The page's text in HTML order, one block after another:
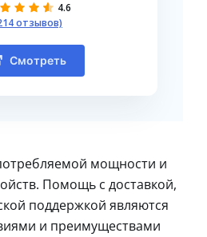
4.6
отзывов)
Смотреть
мощности и
Помощь с доставкой,
поддержкой являются
и преимуществами